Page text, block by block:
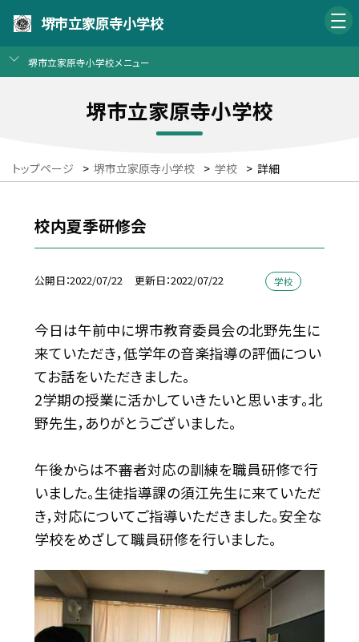
堺市立家原寺小学校
堺市立家原寺小学校メニュー
堺市立家原寺小学校
トップページ > 堺市立家原寺小学校 > 学校 > 詳細
校内夏季研修会
公開日 2022/07/22 更新日 2022/07/22 学校
今日は午前中に堺市教育委員会の北野先生に
来ていただき，低学年の音楽指導の評価につい
てお話をいただきました。
2学期の授業に活かしていきたいと思います。北
野先生，ありがとうございました。
午後からは不審者対応の訓練を職員研修で行
いました。生徒指導課の須江先生に来ていただ
き，対応についてご指導いただきました。安全な
学校をめざして職員研修を行いました。